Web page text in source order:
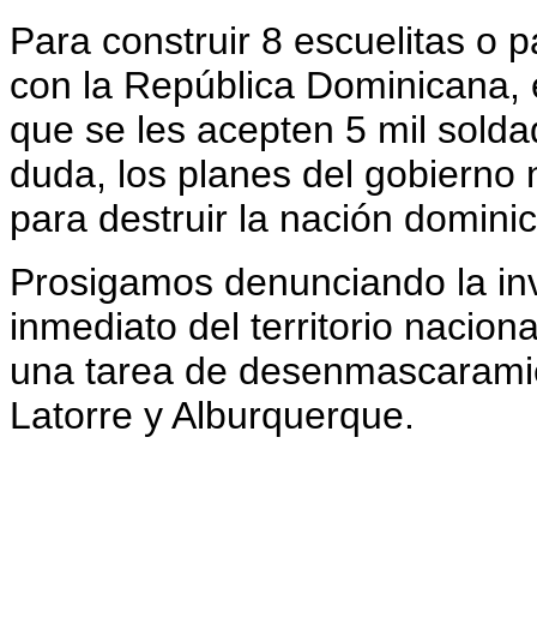
Para construir 8 escuelitas o
con la República
que se les acepten 5 mil
duda, los planes del gobierno
para destruir la nación
Prosigamos denunciando la
inmediato del territorio
una tarea de
Latorre y Alburquerque.